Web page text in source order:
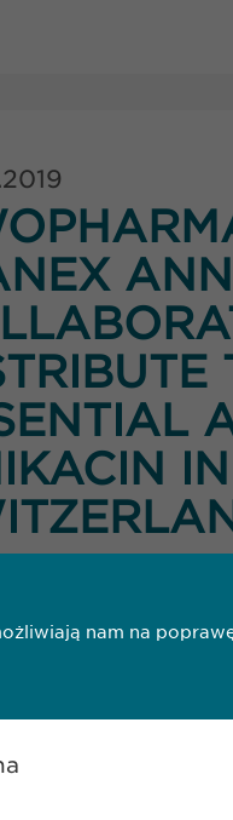
IN
nam na